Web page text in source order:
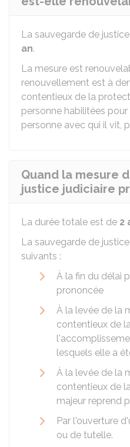
La sauvegarde de
an.
La mesure est
renouvellement est à
contentieux de la
personne habilitées
personne avec qui il vit,
Quand la mesure
justice judiciaire
La durée totale est de 2
La sauvegarde de
suivants :
À la fin du délai
prononcée
À la levée de la
contentieux de
lesquels elle a
À la levée de la
contentieux de
majeur reprend
Par l'ouverture
ou de tutelle.